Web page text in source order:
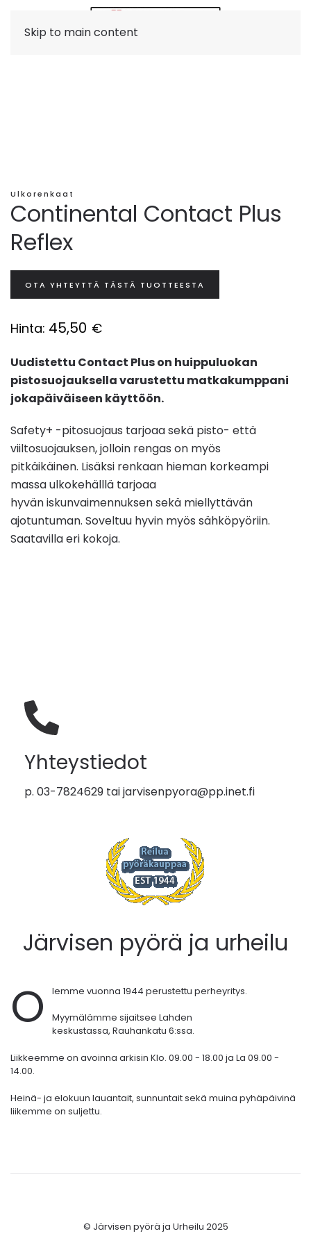
Skip to main content
Ulkorenkaat
Continental Contact Plus
Reflex
OTA YHTEYTTÄ TÄSTÄ TUOTTEESTA
Hinta: 45,50 €
Uudistettu Contact Plus on huippuluokan
pistosuojauksella varustettu matkakumppani
jokapäiväiseen käyttöön.
Safety+ -pitosuojaus tarjoaa sekä pisto- että
viiltosuojauksen, jolloin rengas on myös
pitkäikäinen. Lisäksi renkaan hieman korkeampi
massa ulkokehälllä tarjoaa
hyvän iskunvaimennuksen sekä miellyttävän
ajotuntuman. Soveltuu hyvin myös sähköpyöriin.
Saatavilla eri kokoja.
Yhteystiedot
p. 03-7824629 taijarvisenpyora@pp.inet.fi
Järvisen pyörä ja urheilu
O
lemme vuonna 1944 perustettu perheyritys.
Myymälämme sijaitsee Lahden
keskustassa, Rauhankatu 6:ssa.
Liikkeemme on avoinna arkisin Klo. 09.00 - 18.00 ja La 09.00 -
14.00.
Heinä- ja elokuun lauantait, sunnuntait sekä muina pyhäpäivinä
liikemme on suljettu.
© Järvisen pyörä ja Urheilu 2025